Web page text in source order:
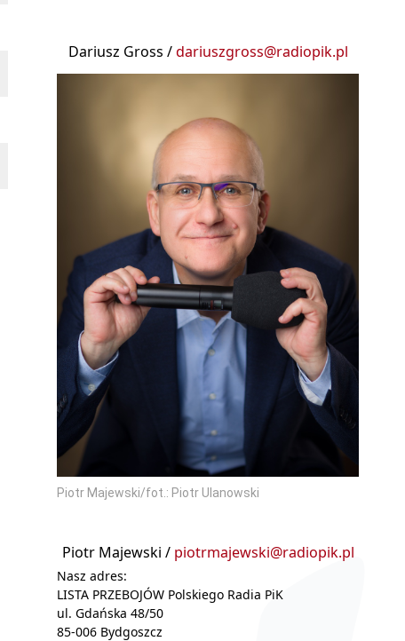
Dariusz Gross /dariuszgross@radiopik.pl
Piotr Majewski/fot.: Piotr Ulanowski
Piotr Majewski / piotrmajewski@radiopik.pl
Nasz adres:
LISTA PRZEBOJÓW Polskiego Radia PiK
ul. Gdańska 48/50
85-006 Bydgoszcz